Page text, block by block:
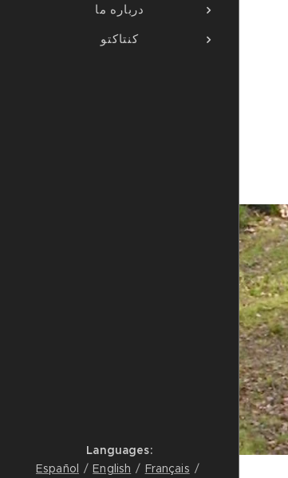
درباره ما
کنتاکتو
Languages
Español
English
Français